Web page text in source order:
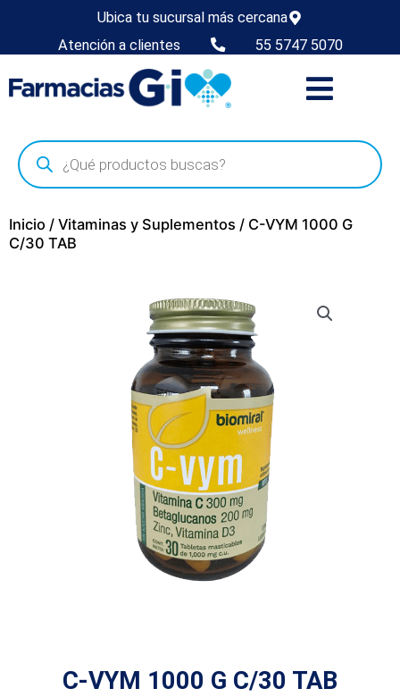
Ubica tu sucursal más cercana
Atención a clientes
55 5747 5070
Inicio / Vitaminas y Suplementos / C-VYM 1000 G
C/30 TAB
C-VYM 1000 G C/30 TAB